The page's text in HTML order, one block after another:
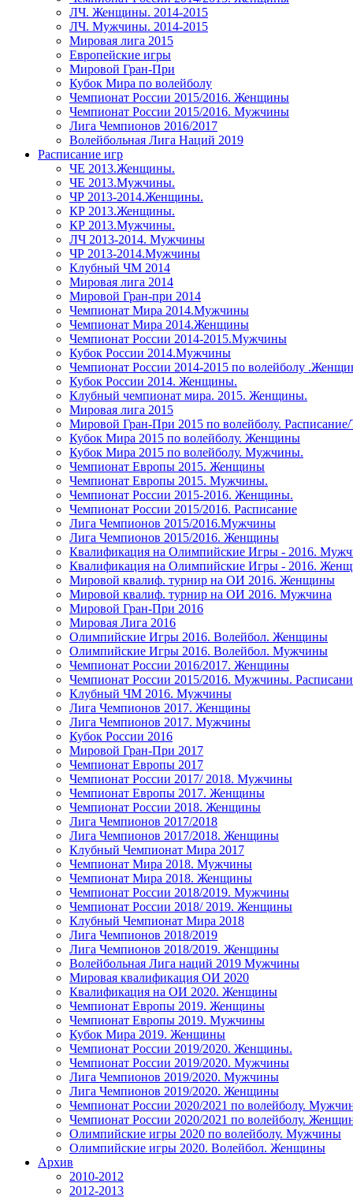
ЛЧ. Женщины. 2014-2015
ЛЧ. Мужчины. 2014-2015
Мировая лига 2015
Европейские игры
Мировой Гран-При
Кубок Мира по волейболу
Чемпионат России 2015/2016. Женщины
Чемпионат России 2015/2016. Мужчины
Лига Чемпионов 2016/2017
Волейбольная Лига Наций 2019
Расписание игр
ЧЕ 2013.Женщины.
ЧЕ 2013.Мужчины.
ЧР 2013-2014.Женщины.
КР 2013.Женщины.
КР 2013.Мужчины.
ЛЧ 2013-2014. Мужчины
ЧР 2013-2014.Мужчины
Клубный ЧМ 2014
Мировая лига 2014
Мировой Гран-при 2014
Чемпионат Мира 2014.Мужчины
Чемпионат Мира 2014.Женщины
Чемпионат России 2014-2015.Мужчины
Кубок России 2014.Мужчины
Чемпионат России 2014-2015 по волейболу
Кубок России 2014. Женщины.
Клубный чемпионат мира. 2015. Женщины.
Мировая лига 2015
Мировой Гран-При 2015 по волейболу.
Кубок Мира 2015 по волейболу. Женщины
Кубок Мира 2015 по волейболу. Мужчины.
Чемпионат Европы 2015. Женщины
Чемпионат Европы 2015. Мужчины.
Чемпионат России 2015-2016. Женщины.
Чемпионат России 2015/2016. Расписание
Лига Чемпионов 2015/2016.Мужчины
Лига Чемпионов 2015/2016. Женщины
Квалификация на Олимпийские Игры - 2016.
Квалификация на Олимпийские Игры - 2016.
Мировой квалиф. турнир на ОИ 2016. Женщины
Мировой квалиф. турнир на ОИ 2016. Мужчина
Мировой Гран-При 2016
Мировая Лига 2016
Олимпийские Игры 2016. Волейбол. Женщины
Олимпийские Игры 2016. Волейбол. Мужчины
Чемпионат России 2016/2017. Женщины
Чемпионат России 2015/2016. Мужчины.
Клубный ЧМ 2016. Мужчины
Лига Чемпионов 2017. Женщины
Лига Чемпионов 2017. Мужчины
Кубок России 2016
Мировой Гран-При 2017
Чемпионат Европы 2017
Чемпионат России 2017/ 2018. Мужчины
Чемпионат Европы 2017. Женщины
Чемпионат России 2018. Женщины
Лига Чемпионов 2017/2018
Лига Чемпионов 2017/2018. Женщины
Клубный Чемпионат Мира 2017
Чемпионат Мира 2018. Мужчины
Чемпионат Мира 2018. Женщины
Чемпионат России 2018/2019. Мужчины
Чемпионат России 2018/ 2019. Женщины
Клубный Чемпионат Мира 2018
Лига Чемпионов 2018/2019
Лига Чемпионов 2018/2019. Женщины
Волейбольная Лига наций 2019 Мужчины
Мировая квалификация ОИ 2020
Квалификация на ОИ 2020. Женщины
Чемпионат Европы 2019. Женщины
Чемпионат Европы 2019. Мужчины
Кубок Мира 2019. Женщины
Чемпионат России 2019/2020. Женщины.
Чемпионат России 2019/2020. Мужчины
Лига Чемпионов 2019/2020. Мужчины
Лига Чемпионов 2019/2020. Женщины
Чемпионат России 2020/2021 по волейболу.
Чемпионат России 2020/2021 по волейболу.
Олимпийские игры 2020 по волейболу. Мужчины
Олимпийские игры 2020. Волейбол. Женщины
Архив
2010-2012
2012-2013